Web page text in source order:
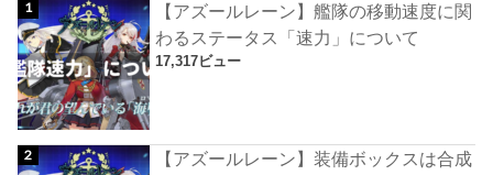
【アズールレーン】艦隊の移動速度に関
わるステータス「速力」について
17,317ビュー
【アズールレーン】装備ボックスは合成